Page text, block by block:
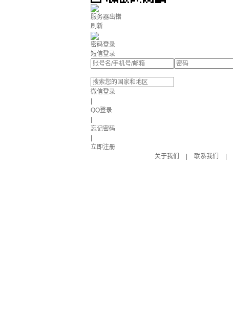
服务器出错
刷新
密码登录
短信登录
微信登录
QQ登录
忘记密码
立即注册
关于我们
联系我们